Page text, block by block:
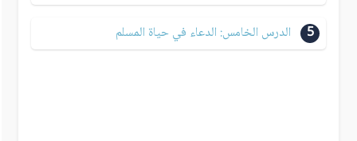
5 الدرس الخامس: الدعاء في حياة المسلم